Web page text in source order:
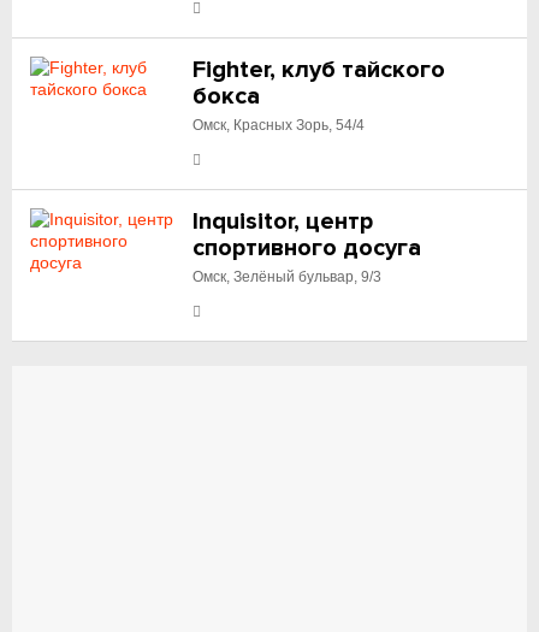
Fighter, клуб тайского
бокса
Омск, Красных Зорь, 54/4
Inquisitor, центр
спортивного досуга
Омск, Зелёный бульвар, 9/3